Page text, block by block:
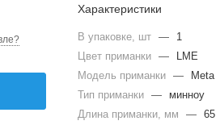
Характеристики
В упаковке, шт —
1
Цвет приманки —
LME
Модель приманки —
Meta
Тип приманки —
минноу
Длина приманки, мм
— 65